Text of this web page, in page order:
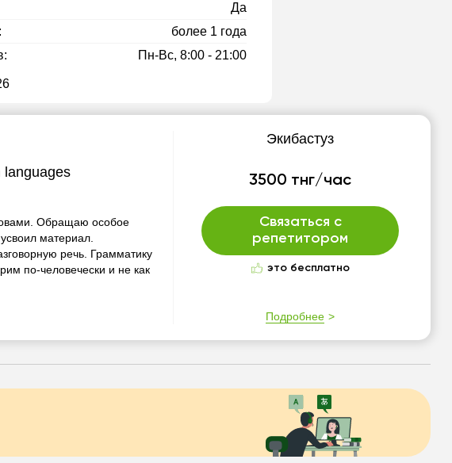
Да
более 1 года
Пн-Вс, 8:00 - 21:00
languages
Обращаю особое
материал.
речь. Грамматику
по-человечески и не как
Экибастуз
3500 тнг/час
Связаться с
репетитором
это бесплатно
Подробнее